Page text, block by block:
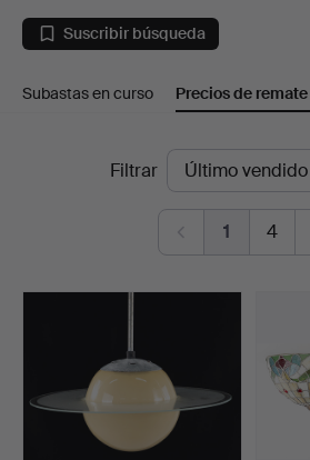
Iluminación
en
Auktioner
Suscribir búsqueda
Subastas en curso Precios de remate
Filtrar
1 4